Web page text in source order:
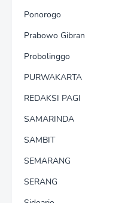
Ponorogo
Prabowo Gibran
Probolinggo
PURWAKARTA
REDAKSI PAGI
SAMARINDA
SAMBIT
SEMARANG
SERANG